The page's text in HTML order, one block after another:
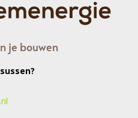
je bouwen